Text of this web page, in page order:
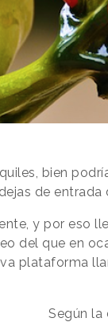
bien
de entrada
y por eso
del que en
plataforma
Según la